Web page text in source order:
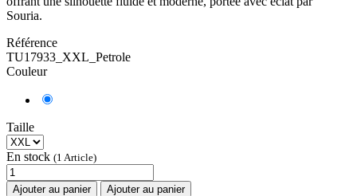
Souria.
Référence
TU17933_XXL_Petrole
Couleur
Taille
En stock (1 Article)
Ajouter au panier Ajouter au panier